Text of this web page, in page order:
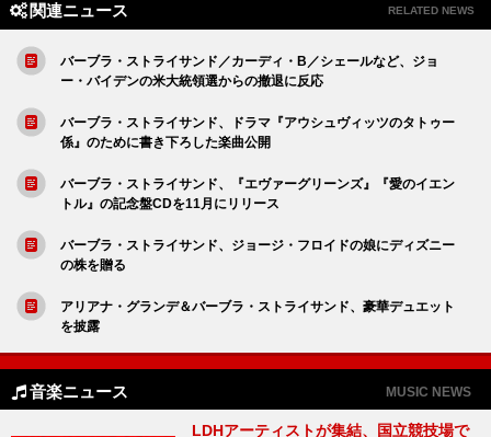
関連ニュース RELATED NEWS
バーブラ・ストライサンド／カーディ・B／シェールなど、ジョ
ー・バイデンの米大統領選からの撤退に反応
バーブラ・ストライサンド、ドラマ『アウシュヴィッツのタトゥー
係』のために書き下ろした楽曲公開
バーブラ・ストライサンド、『エヴァーグリーンズ』『愛のイエン
トル』の記念盤CDを11月にリリース
バーブラ・ストライサンド、ジョージ・フロイドの娘にディズニー
の株を贈る
アリアナ・グランデ＆バーブラ・ストライサンド、豪華デュエット
を披露
音楽ニュース MUSIC NEWS
LDHアーティストが集結、国立競技場で